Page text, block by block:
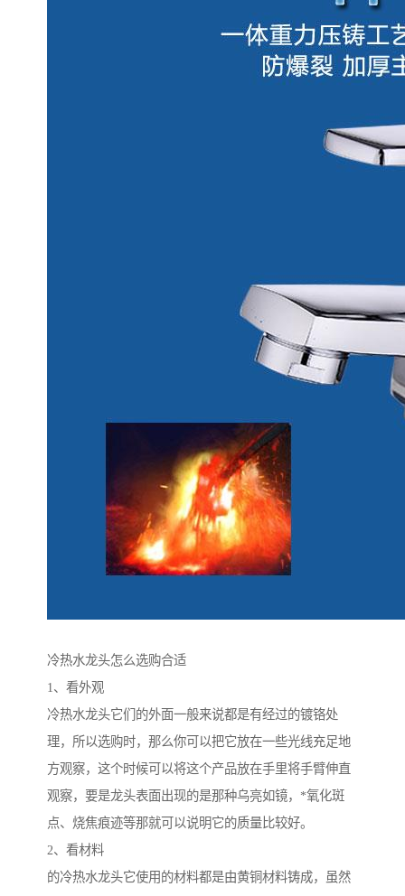
冷热水龙头怎么选购合适
1、看外观
冷热水龙头它们的外面一般来说都是有经过的镀铬处
理，所以选购时，那么你可以把它放在一些光线充足地
方观察，这个时候可以将这个产品放在手里将手臂伸直
观察，要是龙头表面出现的是那种乌亮如镜，*氧化斑
点、烧焦痕迹等那就可以说明它的质量比较好。
2、看材料
的冷热水龙头它使用的材料都是由黄铜材料铸成，虽然